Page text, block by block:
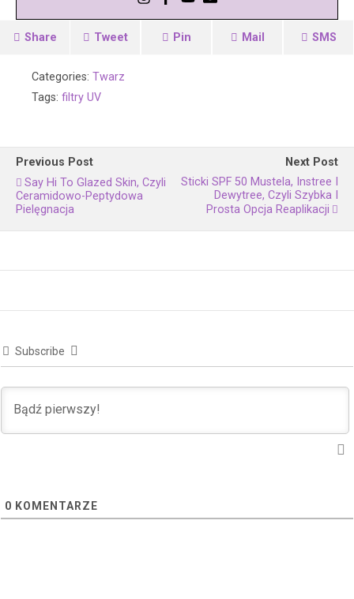
Share Tweet Pin Mail SMS
Categories: Twarz
Tags: filtry UV
Previous Post
Say Hi To Glazed Skin, Czyli
Ceramidowo-Peptydowa
Pielęgnacja
Next Post
Sticki SPF 50 Mustela, Instree I
Dewytree, Czyli Szybka I
Prosta Opcja Reaplikacji
Subscribe
0 KOMENTARZE